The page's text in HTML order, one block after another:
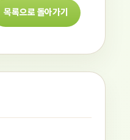
목록으로 돌아가기